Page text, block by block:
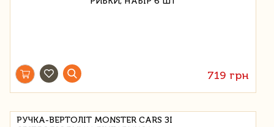
719 грн
РУЧКА-ВЕРТОЛІТ MONSTER CARS ЗІ